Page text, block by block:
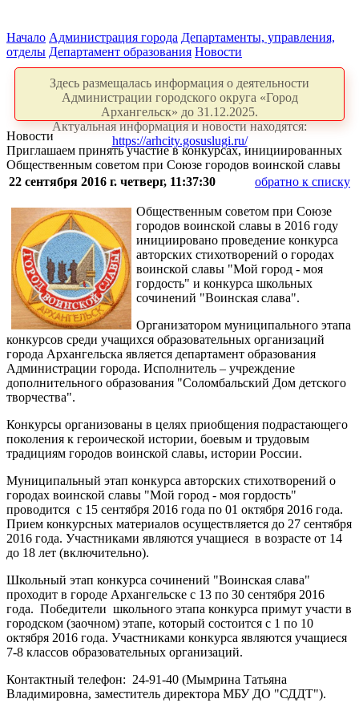
Начало Администрация города Департаменты, управления,
отделы Департамент образования Новости
Здесь размещалась информация о деятельности
Администрации городского округа «Город
Архангельск» до 31.12.2025.
Актуальная информация и новости находятся:
https://arhcity.gosuslugi.ru/
Новости
Приглашаем принять участие в конкурсах, инициированных
Общественным советом при Союзе городов воинской славы
22 сентября 2016 г. четверг, 11:37:30
обратно к списку
Общественным советом при Союзе
городов воинской славы в 2016 году
инициировано проведение конкурса
авторских стихотворений о городах
воинской славы "Мой город - моя
гордость" и конкурса школьных
сочинений "Воинская слава".
Организатором муниципального этапа
конкурсов среди учащихся образовательных организаций
города Архангельска является департамент образования
Администрации города. Исполнитель – учреждение
дополнительного образования "Соломбальский Дом детского
творчества".
Конкурсы организованы в целях приобщения подрастающего
поколения к героической истории, боевым и трудовым
традициям городов воинской славы, истории России.
Муниципальный этап конкурса авторских стихотворений о
городах воинской славы "Мой город - моя гордость"
проводится с 15 сентября 2016 года по 01 октября 2016 года.
Прием конкурсных материалов осуществляется до 27 сентября
2016 года. Участниками являются учащиеся в возрасте от 14
до 18 лет (включительно).
Школьный этап конкурса сочинений "Воинская слава"
проходит в городе Архангельске с 13 по 30 сентября 2016
года. Победители школьного этапа конкурса примут участи в
городском (заочном) этапе, который состоится с 1 по 10
октября 2016 года. Участниками конкурса являются учащиеся
7-8 классов образовательных организаций.
Контактный телефон: 24-91-40 (Мымрина Татьяна
Владимировна, заместитель директора МБУ ДО "СДДТ").